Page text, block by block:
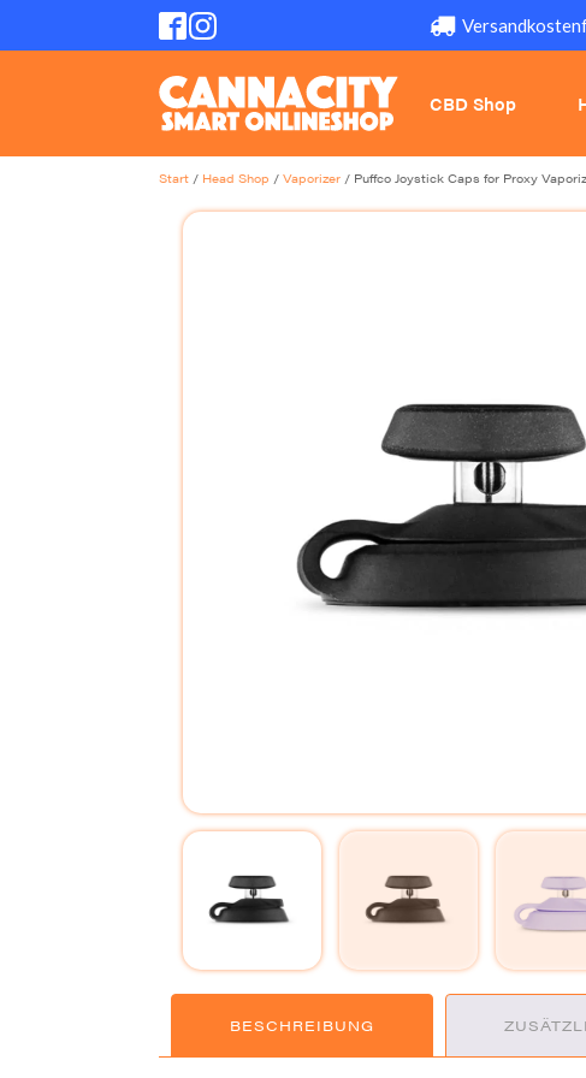
CBD Shop
Start / Head Shop / Vaporizer / Puffco Joystick Caps for Proxy
BESCHREIBUNG